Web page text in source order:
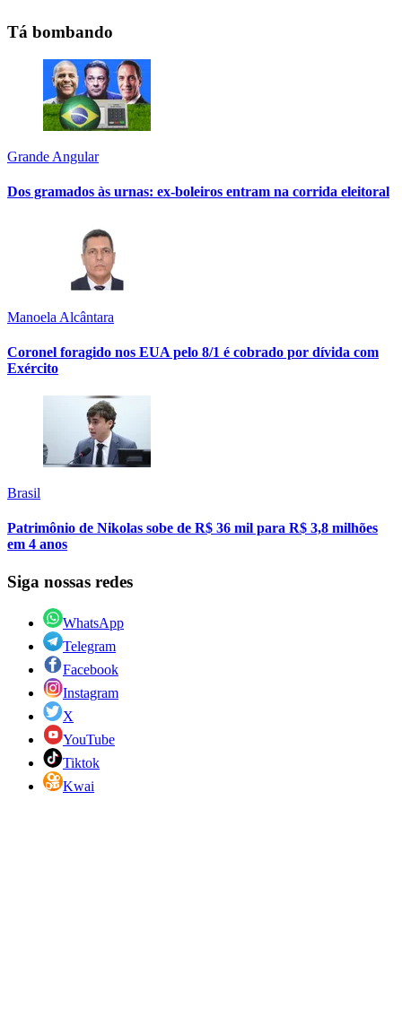
Tá bombando
Grande Angular
Dos gramados às urnas: ex-boleiros entram na corrida eleitoral
Manoela Alcântara
Coronel foragido nos EUA pelo 8/1 é cobrado por dívida com
Exército
Brasil
Patrimônio de Nikolas sobe de R$ 36 mil para R$ 3,8 milhões
em 4 anos
Siga nossas redes
WhatsApp
Telegram
Facebook
Instagram
X
YouTube
Tiktok
Kwai